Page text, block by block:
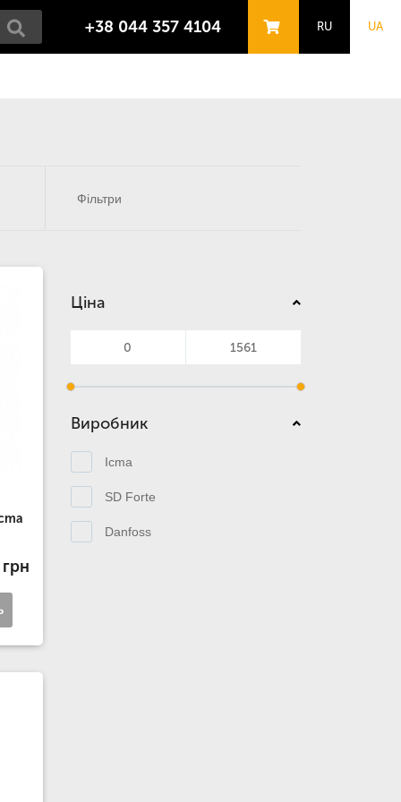
+38 044 357 4104 RU UA
Ціна
Виробник
Icma
SD Forte
Danfoss
Фільтри